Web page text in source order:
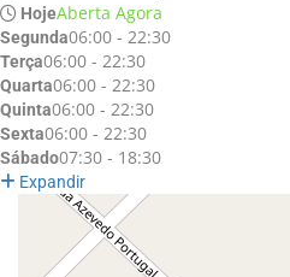
HojeAberta Agora
Segunda06:00 - 22:30
Terça06:00 - 22:30
Quarta06:00 - 22:30
Quinta06:00 - 22:30
Sexta06:00 - 22:30
Sábado07:30 - 18:30
Expandir